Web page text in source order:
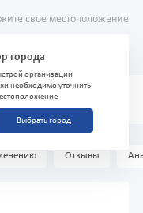
свое местоположение
города
организации
необходимо уточнить
Выбрать город
№10
Отзывы